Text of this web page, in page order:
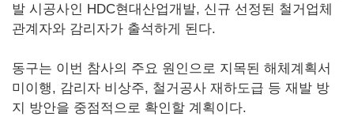
발 시공사인 HDC현대산업개발, 신규 선정된 철거업체
관계자와 감리자가 출석하게 된다.
동구는 이번 참사의 주요 원인으로 지목된 해체계획서
미이행, 감리자 비상주, 철거공사 재하도급 등 재발 방
지 방안을 중점적으로 확인할 계획이다.